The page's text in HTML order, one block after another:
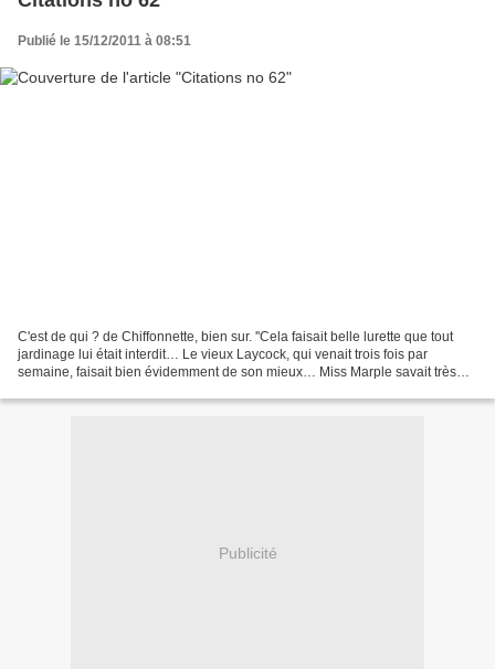
Publié le 15/12/2011 à 08:51
C'est de qui ? de Chiffonnette, bien sur. ''Cela faisait belle lurette que tout
jardinage lui était interdit… Le vieux Laycock, qui venait trois fois par
semaine, faisait bien évidemment de son mieux… Miss Marple savait très
Publicité